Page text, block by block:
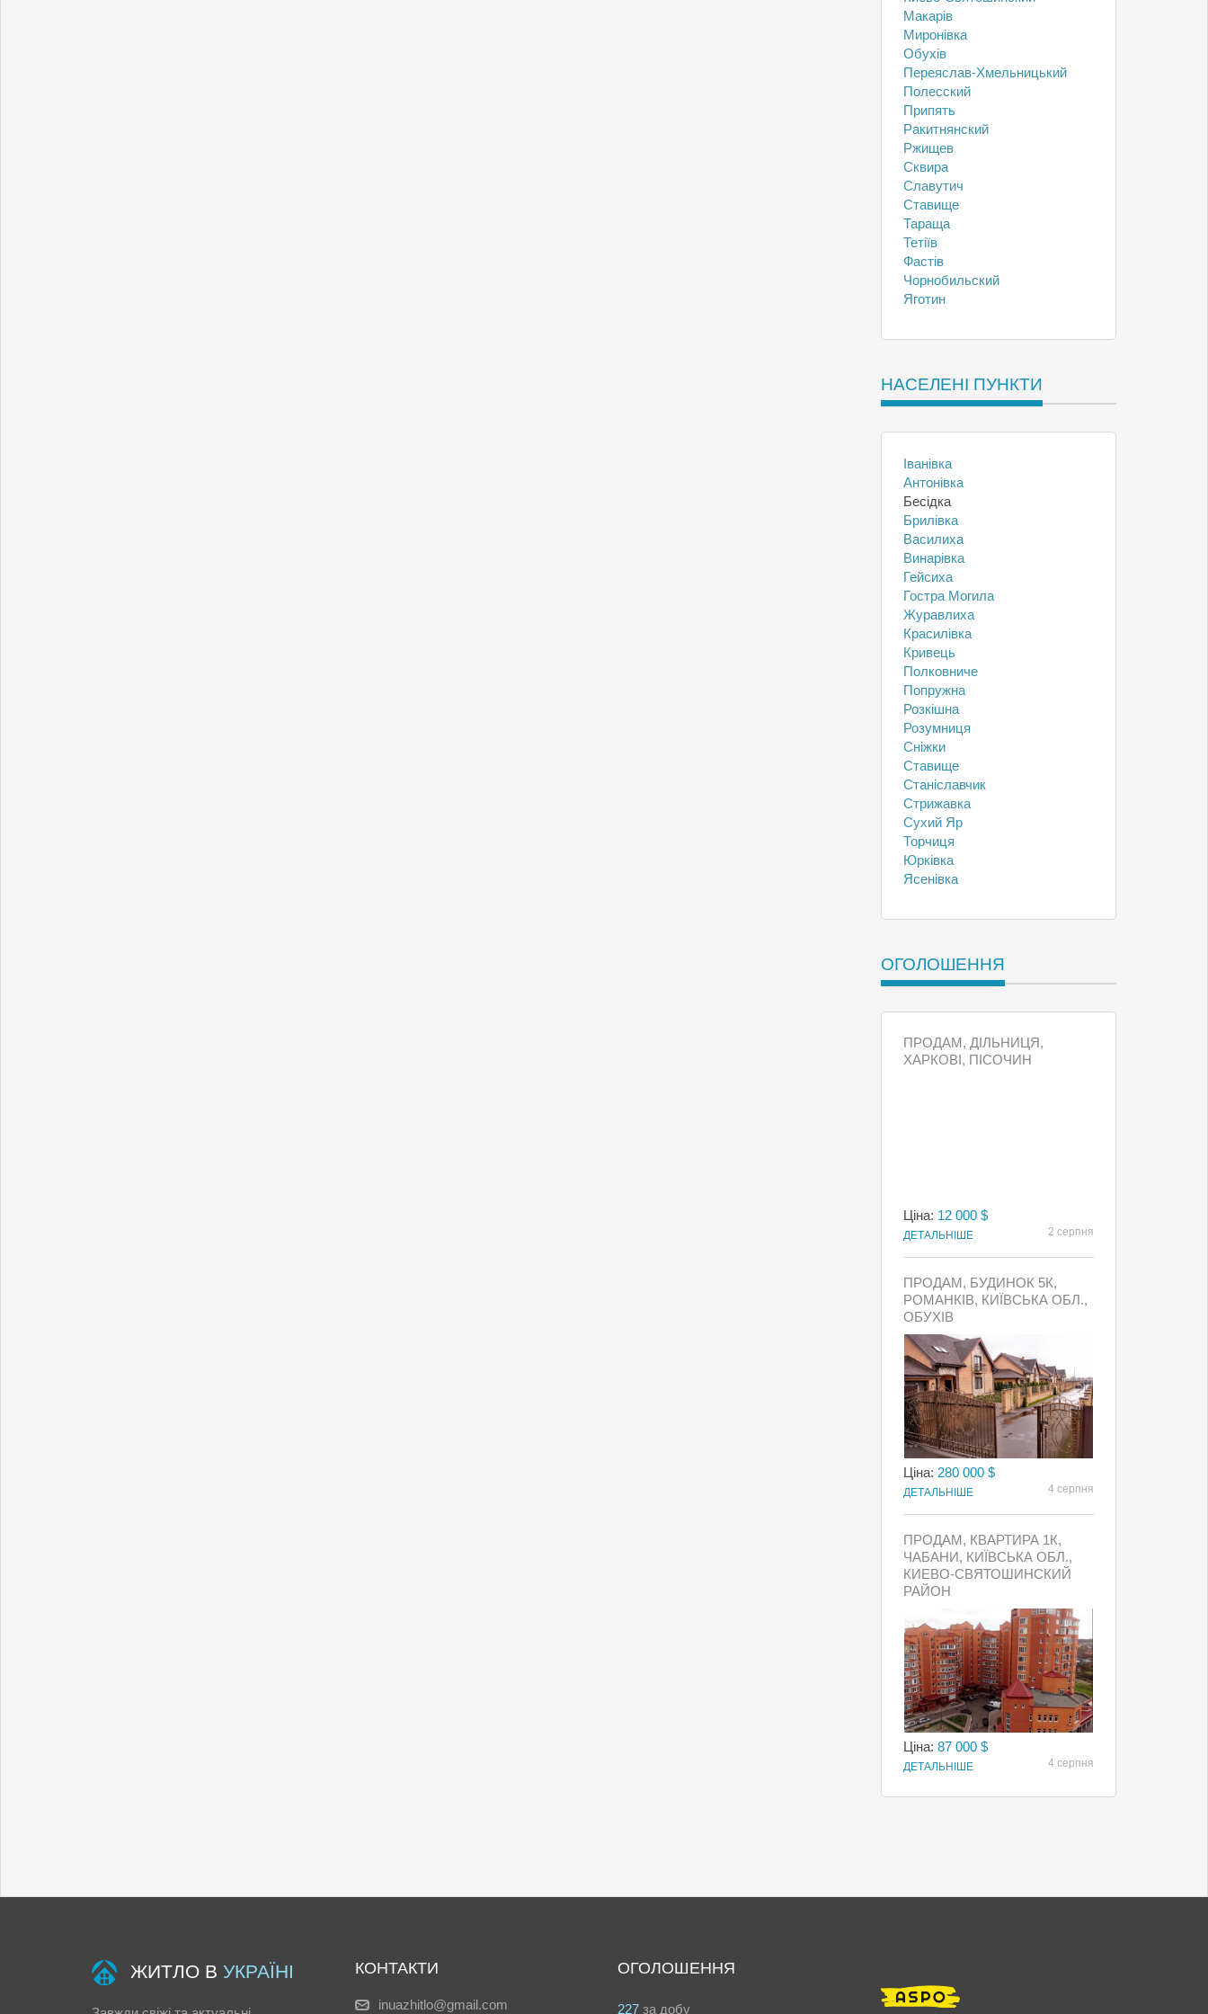
Макарів
Миронівка
Обухів
Переяслав-Хмельницький
Полесский
Припять
Ракитнянский
Ржищев
Сквира
Славутич
Ставище
Тараща
Тетіїв
Фастів
Чорнобильский
Яготин
НАСЕЛЕНІ ПУНКТИ
Іванівка
Антонівка
Бесідка
Брилівка
Василиха
Винарівка
Гейсиха
Гостра Могила
Журавлиха
Красилівка
Кривець
Полковниче
Попружна
Розкішна
Розумниця
Сніжки
Ставище
Станіславчик
Стрижавка
Сухий Яр
Торчиця
Юрківка
Ясенівка
ОГОЛОШЕННЯ
ПРОДАМ, ДІЛЬНИЦЯ,
ХАРКОВІ, ПІСОЧИН
Ціна: 12 000 $
ДЕТАЛЬНІШЕ 2 серпня
ПРОДАМ, БУДИНОК 5К,
РОМАНКІВ, КИЇВСЬКА ОБЛ.,
ОБУХІВ
Ціна: 280 000 $
ДЕТАЛЬНІШЕ 4 серпня
ПРОДАМ, КВАРТИРА 1К,
ЧАБАНИ, КИЇВСЬКА ОБЛ.,
КИЕВО-СВЯТОШИНСКИЙ
РАЙОН
Ціна: 87 000 $
ДЕТАЛЬНІШЕ 4 серпня
ЖИТЛО В УКРАЇНІ КОНТАКТИ
inuazhitlo@gmail.com
ОГОЛОШЕННЯ
227 за добу